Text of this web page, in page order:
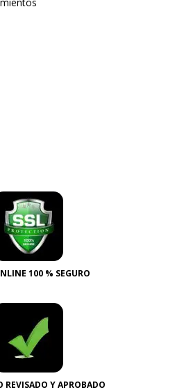
100 % SEGURO
REVISADO Y APROBADO